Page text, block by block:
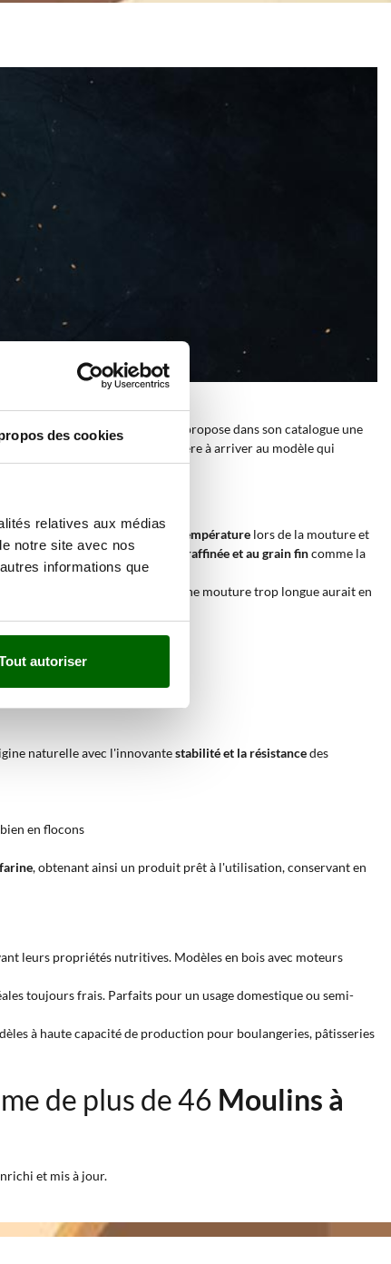
des cookies
relatives aux médias
notre site avec nos
informations que
autoriser
en farine de tout type. AgriEuro propose dans son catalogue une
les filtres avancés de manière à arriver au modèle qui
qui maintient une basse température lors de la mouture et
deproduire de la farine plus raffinée et au grain fincomme la
en 10/15 minutes. Une mouture trop longue aurait en
naturelle avec l'innovantestabilité et la résistancedes
en flocons
, obtenant ainsi un produit prêt à l'utilisation, conservant en
leurs propriétés nutritives. Modèles en bois avec moteurs
toujours frais. Parfaits pour un usage domestique ou semi-
à haute capacité de production pour boulangeries, pâtisseries
de plus de 46 Moulins à
et mis à jour.